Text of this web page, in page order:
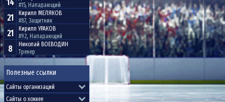
14
#15, Нападающий
21 Кирилл МЕЛЯКОВ
#87, Защитник
21 Кирилл УРАКОВ
#92, Нападающий
8 Николай ВОЕВОДИН
Тренер
Полезные ссылки